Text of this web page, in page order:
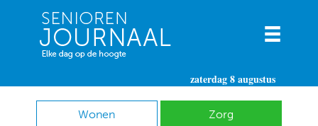
zaterdag 8 augustus
Wonen Zorg